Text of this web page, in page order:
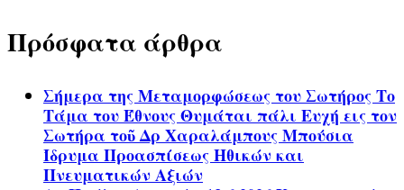
Πρόσφατα άρθρα
Σήμερα της Μεταμορφώσεως του Σωτήρος Το
Τάμα του Έθνους Θυμάται πάλι Ευχή εις τον
Σωτήρα τοῦ Δρ Χαραλάμπους Μπούσια
Ίδρυμα Προασπίσεως Ηθικών και
Πνευματικών Αξιών